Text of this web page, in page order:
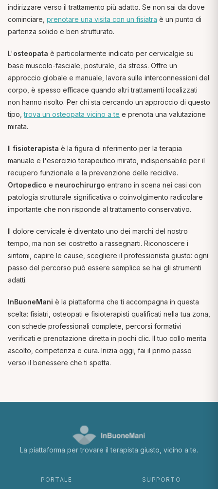
indirizzare verso il trattamento più adatto. Se non sai da dove
cominciare, prenotare una visita con un fisiatra è un punto di
partenza solido e ben strutturato.
L'osteopata è particolarmente indicato per cervicalgie su
base muscolo-fasciale, posturale, da stress. Offre un
approccio globale e manuale, lavora sulle interconnessioni del
corpo, è spesso efficace quando altri trattamenti localizzati
non hanno risolto. Per chi sta cercando un approccio di questo
tipo,trova un osteopata vicino a te e prenota una valutazione
mirata.
Il fisioterapista è la figura di riferimento per la terapia
manuale e l'esercizio terapeutico mirato, indispensabile per il
recupero funzionale e la prevenzione delle recidive.
Ortopedico e neurochirurgo entrano in scena nei casi con
patologia strutturale significativa o coinvolgimento radicolare
importante che non risponde al trattamento conservativo.
Il dolore cervicale è diventato uno dei marchi del nostro
tempo, ma non sei costretto a rassegnarti. Riconoscere i
sintomi, capire le cause, scegliere il professionista giusto: ogni
passo del percorso può essere semplice se hai gli strumenti
adatti.
InBuoneMani è la piattaforma che ti accompagna in questa
scelta: fisiatri, osteopati e fisioterapisti qualificati nella tua zona,
con schede professionali complete, percorsi formativi
verificati e prenotazione diretta in pochi clic. Il tuo collo merita
ascolto, competenza e cura. Inizia oggi, fai il primo passo
verso il benessere che ti spetta.
La piattaforma per trovare il terapista giusto, vicino a te.
PORTALE SUPPORTO